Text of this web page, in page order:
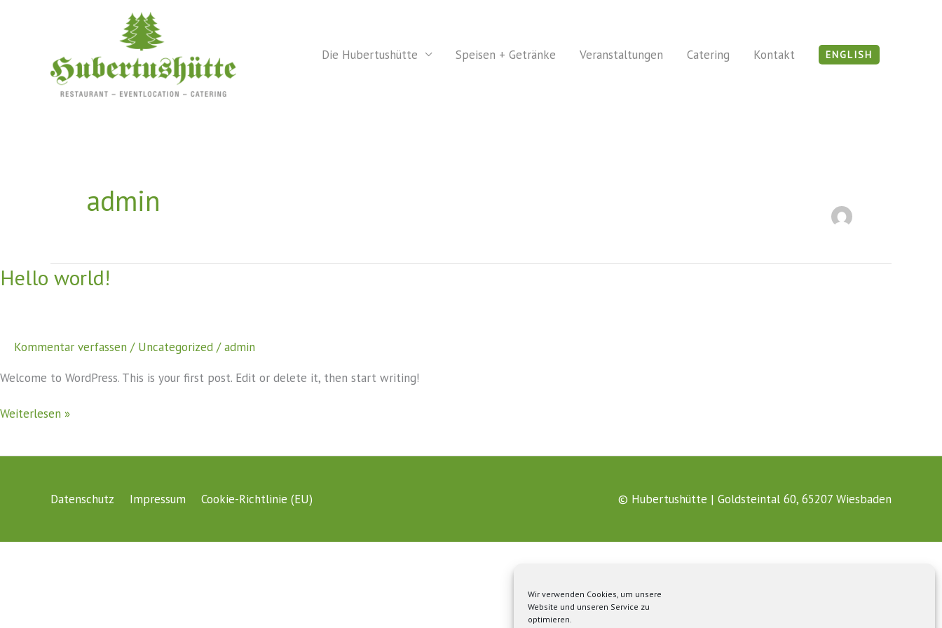
Wir verwenden Cookies, um unsere
Website und unseren Service zu
optimieren.
Die Hubertushütte Speisen + Getränke Veranstaltungen Catering Kontakt ENGLISH
admin
Hello world!
Kommentar verfassen / Uncategorized /admin
Welcome to WordPress. This is your first post. Edit or delete it, then start writing!
Hello
Weiterlesen »
Datenschutz Impressum Cookie-Richtlinie (EU) © Hubertushütte | Goldsteintal 60, 65207 Wiesbaden